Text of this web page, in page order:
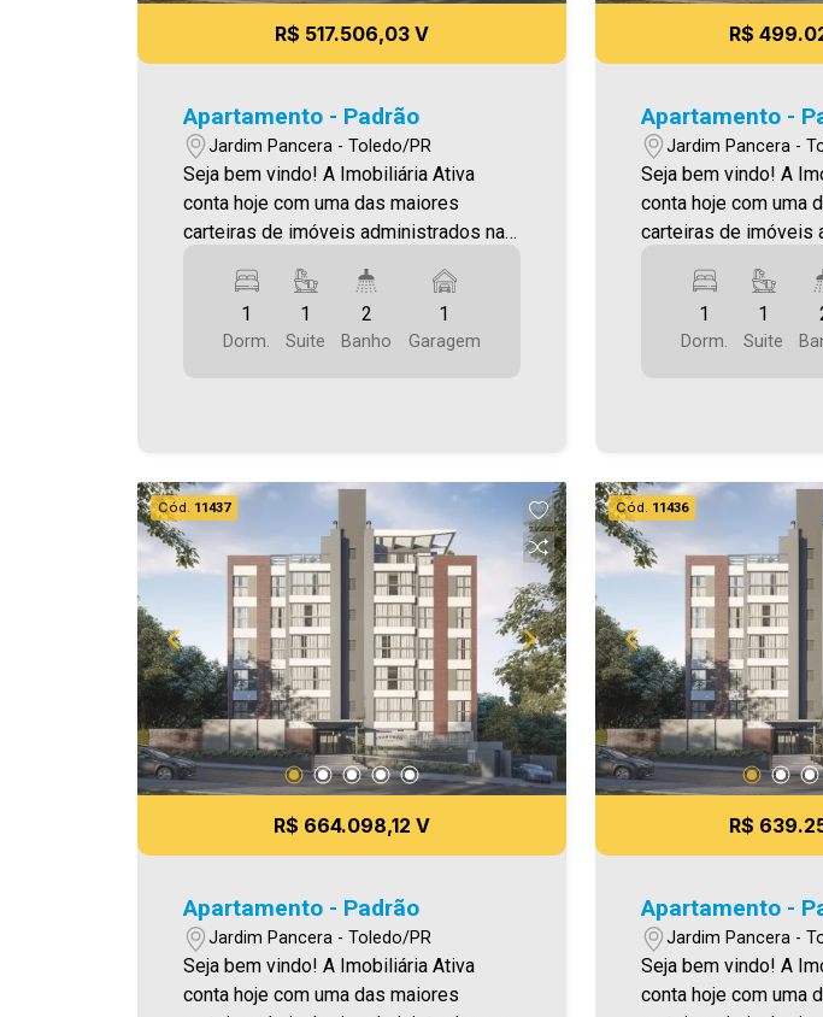
R$ 517.506,03 V
Apartamento - Padrão
Jardim Pancera - Toledo/PR
Seja bem vindo! A Imobiliária Ativa
conta hoje com uma das maiores
carteiras de imóveis administrados na
venda. Confira mais uma de nossas
opções! Apartamento Localizado no
Jardim Pancera. O Imóvel conta com: -
churrasqueira Área privativa 72,32 m²
Aproveite essa oportunidade! A hora de
encontrar o seu novo lar É AGORA!
Imobiliária Ativa, sinta-se em casa!
1
Dorm.
1
Suite
2
Banho
1
Garagem
R$
Apartamento -
Jardim Pancera -
Seja bem vindo! A Imobiliária Ativa
conta hoje com uma
carteiras de imóveis
venda. Confira mais
opções! Apartamento Localizado no
Jardim Pancera. O Imóvel conta com: -
churrasqueira Área privativa 72,32 m²
Aproveite essa
encontrar o seu novo
Imobiliária Ativa,
1
Dorm.
1
Suite
Cód. 11437
R$ 664.098,12 V
Apartamento - Padrão
Jardim Pancera - Toledo/PR
Seja bem vindo! A Imobiliária Ativa
conta hoje com uma das maiores
Cód. 11436
R$
Apartamento -
Jardim Pancera -
Seja bem vindo! A Imobiliária Ativa
conta hoje com uma